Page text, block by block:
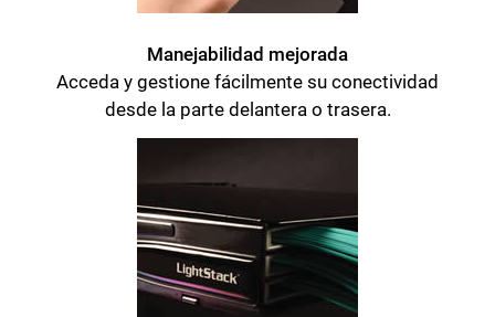
Manejabilidad mejorada
Acceda y gestione fácilmente su conectividad
desde la parte delantera o trasera.
Cerrar